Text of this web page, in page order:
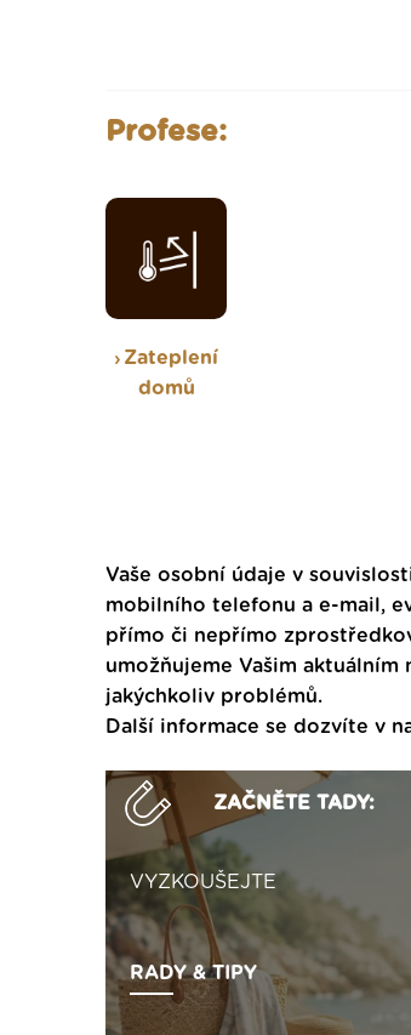
Profese:
Zateplení
domů
Vaše osobní údaje v
mobilního telefonu a e-mail,
přímo či nepřímo
umožňujeme Vašim
jakýchkoliv problémů.
Další informace se dozvíte v
ZAČNĚTE TADY:
VYZKOUŠEJTE
RADY & TIPY
Není polystyren? My ho
seženeme! ›
podkroví a vše o